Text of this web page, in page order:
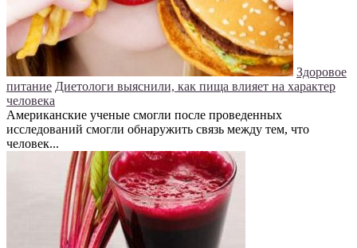
Здоровое
питание Диетологи выяснили, как пища влияет на характер
человека
Американские ученые смогли после проведенных
исследований смогли обнаружить связь между тем, что
человек...